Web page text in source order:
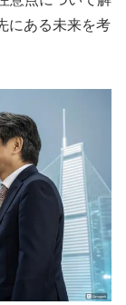
にある未来を考